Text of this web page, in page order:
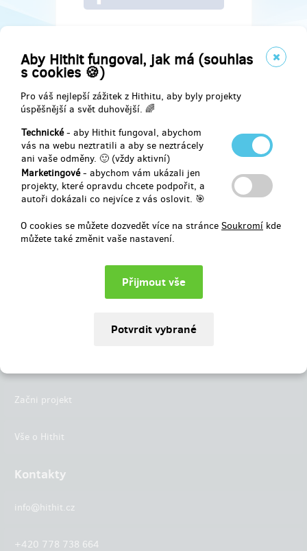
Aby Hithit fungoval, jak má (souhlas
s cookies 🍪)
Pro váš nejlepší zážitek z Hithitu, aby byly projekty
úspěšnější a svět duhovější. 🌈
Technické- aby Hithit fungoval, abychom
vás na webu neztratili a aby se neztrácely
ani vaše odměny. 🙂 (vždy aktivní)
Marketingové- abychom vám ukázali jen
projekty, které opravdu chcete podpořit, a
autoři dokázali co nejvíce z vás oslovit. 🎯
O cookies se můžete dozvedět více na stránce Soukromí kde
můžete také změnit vaše nastavení.
Najdete nás na
Začni projekt
Vše o Hithit
Kontakty
info@hithit.cz
+420 778 738 664